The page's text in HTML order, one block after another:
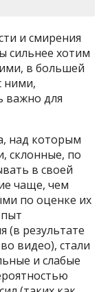
и смирения
сильнее хотим
в большей
ними,
важно для
над которым
склонные, по
в своей
чаще, чем
по оценке их
(в результате
видео), стали
и слабые